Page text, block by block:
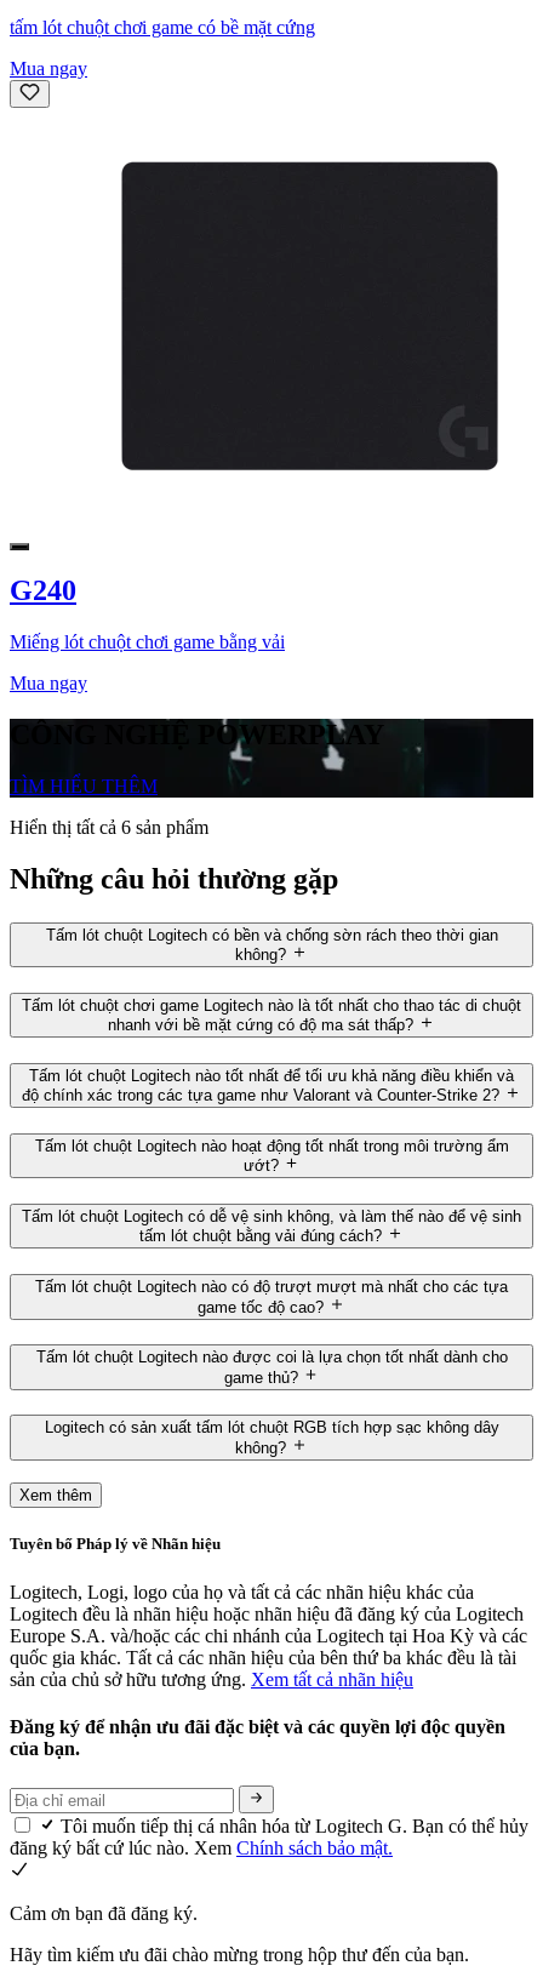
tấm lót chuột chơi game có bề mặt cứng
Mua ngay
G240
Miếng lót chuột chơi game bằng vải
Mua ngay
CÔNG NGHỆ POWERPLAY
TÌM HIỂU THÊM
Hiển thị tất cả 6 sản phẩm
Những câu hỏi thường gặp
Tấm lót chuột Logitech có bền và chống sờn rách theo thời gian
không?
Tấm lót chuột chơi game Logitech nào là tốt nhất cho thao tác di chuột
nhanh với bề mặt cứng có độ ma sát thấp?
Tấm lót chuột Logitech nào tốt nhất để tối ưu khả năng điều khiển và
độ chính xác trong các tựa game như Valorant và Counter-Strike 2?
Tấm lót chuột Logitech nào hoạt động tốt nhất trong môi trường ẩm
ướt?
Tấm lót chuột Logitech có dễ vệ sinh không, và làm thế nào để vệ sinh
tấm lót chuột bằng vải đúng cách?
Tấm lót chuột Logitech nào có độ trượt mượt mà nhất cho các tựa
game tốc độ cao?
Tấm lót chuột Logitech nào được coi là lựa chọn tốt nhất dành cho
game thủ?
Logitech có sản xuất tấm lót chuột RGB tích hợp sạc không dây
không?
Xem thêm
Tuyên bố Pháp lý về Nhãn hiệu
Logitech, Logi, logo của họ và tất cả các nhãn hiệu khác của
Logitech đều là nhãn hiệu hoặc nhãn hiệu đã đăng ký của Logitech
Europe S.A. và/hoặc các chi nhánh của Logitech tại Hoa Kỳ và các
quốc gia khác. Tất cả các nhãn hiệu của bên thứ ba khác đều là tài
sản của chủ sở hữu tương ứng. Xem tất cả nhãn hiệu
Đăng ký để nhận ưu đãi đặc biệt và các quyền lợi độc quyền
của bạn.
Tôi muốn tiếp thị cá nhân hóa từ Logitech G. Bạn có thể hủy
đăng ký bất cứ lúc nào. Xem Chính sách bảo mật.
Cảm ơn bạn đã đăng ký.
Hãy tìm kiếm ưu đãi chào mừng trong hộp thư đến của bạn.